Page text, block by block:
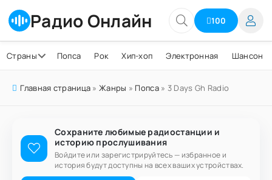
Радио Онлайн 100
Страны Попса Рок Хип-хоп Электронная Шансон
Главная страница »Жанры » Попса» 3 Days Gh Radio
Сохраните любимые радиостанции и
историю прослушивания
Войдите или зарегистрируйтесь — избранное и
история будут доступны на всех ваших устройствах.